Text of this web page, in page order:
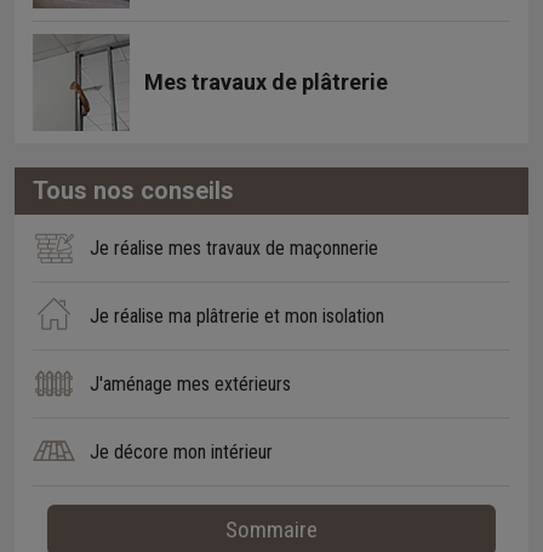
Mes travaux de plâtrerie
Tous nos conseils
Je réalise mes travaux de maçonnerie
Je réalise ma plâtrerie et mon isolation
J'aménage mes extérieurs
Je décore mon intérieur
Sommaire